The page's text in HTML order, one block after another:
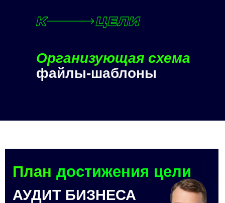
Организующая схема
файлы-шаблоны
работы с экспертом
Пландостижения цели